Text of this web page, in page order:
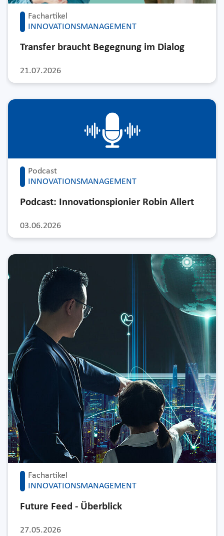
Fachartikel
INNOVATIONSMANAGEMENT
21.07.2026
Transfer braucht Begegnung im Dialog
Podcast
INNOVATIONSMANAGEMENT
03.06.2026
Podcast: Innovationspionier Robin Allert
Fachartikel
INNOVATIONSMANAGEMENT
27.05.2026
Future Feed - Überblick